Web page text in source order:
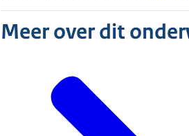
Meer over dit